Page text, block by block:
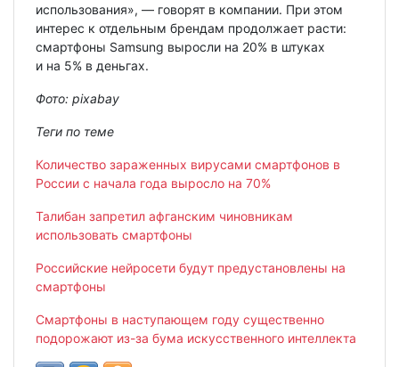
использования», — говорят в компании. При этом
интерес к отдельным брендам продолжает расти:
смартфоны Samsung выросли на 20% в штуках
и на 5% в деньгах.
Фото: pixabay
Теги по теме
Количество зараженных вирусами смартфонов в
России с начала года выросло на 70%
Талибан запретил афганским чиновникам
использовать смартфоны
Российские нейросети будут предустановлены на
смартфоны
Смартфоны в наступающем году существенно
подорожают из-за бума искусственного интеллекта